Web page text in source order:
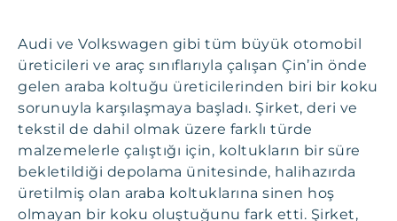
Audi ve Volkswagen gibi tüm büyük otomobil
üreticileri ve araç sınıflarıyla çalışan Çin’in önde
gelen araba koltuğu üreticilerinden biri bir koku
sorunuyla karşılaşmaya başladı. Şirket, deri ve
tekstil de dahil olmak üzere farklı türde
malzemelerle çalıştığı için, koltukların bir süre
bekletildiği depolama ünitesinde, halihazırda
üretilmiş olan araba koltuklarına sinen hoş
olmayan bir koku oluştuğunu fark etti. Şirket,